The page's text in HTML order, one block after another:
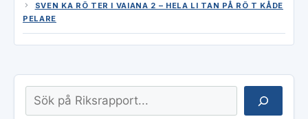
SVEN KA RÖ TER I VAIANA 2 – HELA LI TAN PÅ RÖ T KÅDE
PELARE
Sök